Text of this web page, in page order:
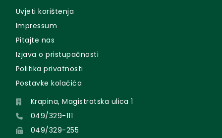
Uvjeti korištenja
Impressum
Pitajte nas
Izjava o pristupačnosti
Politika privatnosti
Postavke kolačića
Krapina, Magistratska ulica 1
049/329-111
049/329-255